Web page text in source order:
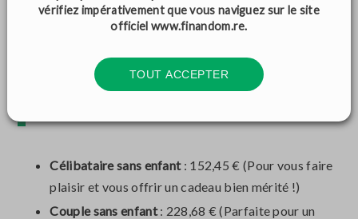
conseiller. C'est simple et rapide !
LE MONTANT DE LA PRIME
Célibataire sans enfant: 152,45 € (Pour vous faire
plaisir et vous offrir un cadeau bien mérité !)
Couple sans enfant: 228,68 € (Parfaite pour un
vérifiez impérativement que vous naviguez sur le site
officiel www.finandom.re.
TOUT ACCEPTER